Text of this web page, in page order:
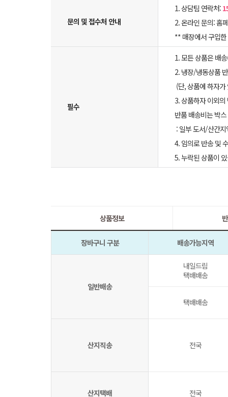
문의 및 접수처 안내
1. 상담팀 연락처:
2. 온라인 문의: 홈
** 매장에서 구입
필수
1. 모든 상품은 배
2. 냉장/냉동상품
(단, 상품에 하자
3. 상품하자 이외
반품 배송비는 박
: 일부 도서/산간
4. 임의로 반송 및
5. 누락된 상품이
상품정보
장바구니 구분 배송가능지역
일반배송
내일드림
택배배송
택배배송
산지직송 전국
산지택배 전국